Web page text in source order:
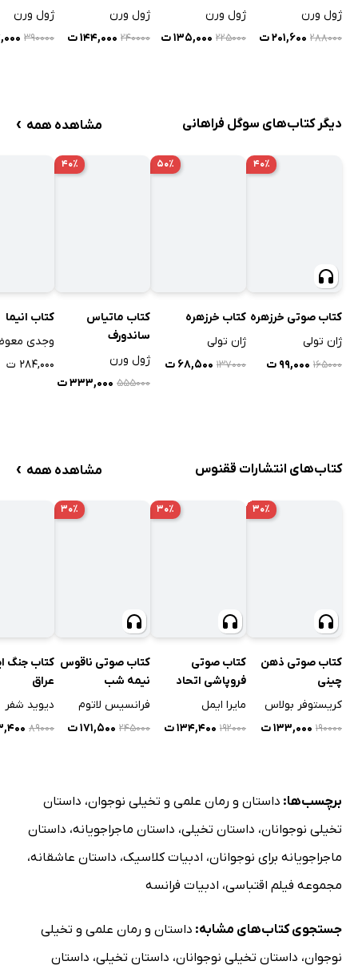
ژول ورن
۲۸۸۰۰۰ ۲۰۱,۶۰۰ ت
ژول ورن
۲۲۵۰۰۰ ۱۳۵,۰۰۰ ت
ژول ورن
۲۴۰۰۰۰ ۱۴۴,۰۰۰ ت
ژول ورن
۳۹۰۰۰۰
دیگر کتاب‌های سوگل فراهانی مشاهده همه ›
۴۰٪
کتاب صوتی خرزهره
ژان تولی
۱۶۵۰۰۰ ۹۹,۰۰۰ ت
۵۰٪
کتاب خرزهره
ژان تولی
۱۳۷۰۰۰ ۶۸,۵۰۰ ت
۴۰٪
کتاب ماتیاس
ساندورف
ژول ورن
۵۵۵۰۰۰ ۳۳۳,۰۰۰ ت
کتاب انیما
وجدی
۲۸۴,۰۰۰ ت
کتاب‌های انتشارات ققنوس مشاهده همه ›
۳۰٪
کتاب صوتی ذهن
چینی
کریستوفر بولاس
۱۹۰۰۰۰ ۱۳۳,۰۰۰ ت
۳۰٪
کتاب صوتی
فروپاشی اتحاد
شوروی
مایرا ایمل
۱۹۲۰۰۰ ۱۳۴,۴۰۰ ت
۳۰٪
کتاب صوتی ناقوس
نیمه شب
فرانسیس لاتوم
۲۴۵۰۰۰ ۱۷۱,۵۰۰ ت
کتاب جنگ
عراق
دیوید شفر
۸۹۰۰۰
برچسب‌ها: داستان و رمان علمی و تخیلی نوجوان، داستان
تخیلی نوجوانان، داستان تخیلی، داستان ماجراجویانه، داستان
ماجراجویانه برای نوجوانان، ادبیات کلاسیک، داستان عاشقانه،
مجموعه فیلم اقتباسی، ادبیات فرانسه
جستجوی کتاب‌های مشابه: داستان و رمان علمی و تخیلی
نوجوان، داستان تخیلی نوجوانان، داستان تخیلی، داستان